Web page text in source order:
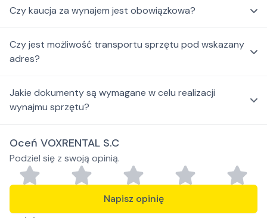
Czy kaucja za wynajem jest obowiązkowa?
Czy jest możliwość transportu sprzętu pod wskazany
adres?
Jakie dokumenty są wymagane w celu realizacji
wynajmu sprzętu?
Oceń VOXRENTAL S.C
Podziel się z swoją opinią.
Napisz opinię